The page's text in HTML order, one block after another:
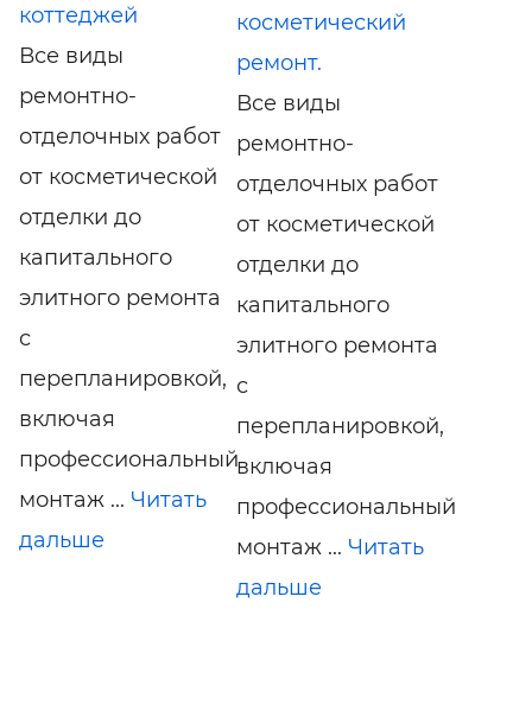
коттеджей
Все виды
ремонтно-
отделочных работ
от косметической
отделки до
капитального
элитного ремонта
с
перепланировкой,
включая
профессиональный
монтаж ... Читать
дальше
косметический
ремонт.
Все виды
ремонтно-
отделочных работ
от косметической
отделки до
капитального
элитного ремонта
с
перепланировкой,
включая
профессиональный
монтаж ... Читать
дальше